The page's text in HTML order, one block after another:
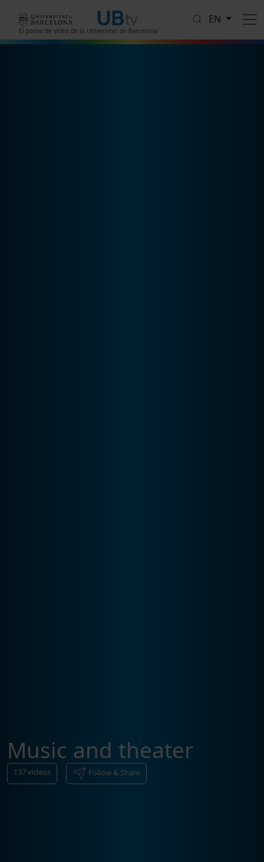
El portal de vídeo de la Universitat de Barcelona
EN
Music and theater
137videos Follow & Share